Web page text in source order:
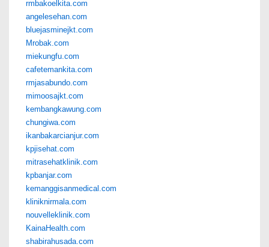
rmbakoelkita.com
angelesehan.com
bluejasminejkt.com
Mrobak.com
miekungfu.com
cafetemankita.com
rmjasabundo.com
mimoosajkt.com
kembangkawung.com
chungiwa.com
ikanbakarcianjur.com
kpjisehat.com
mitrasehatklinik.com
kpbanjar.com
kemanggisanmedical.com
kliniknirmala.com
nouvelleklinik.com
KainaHealth.com
shabirahusada.com